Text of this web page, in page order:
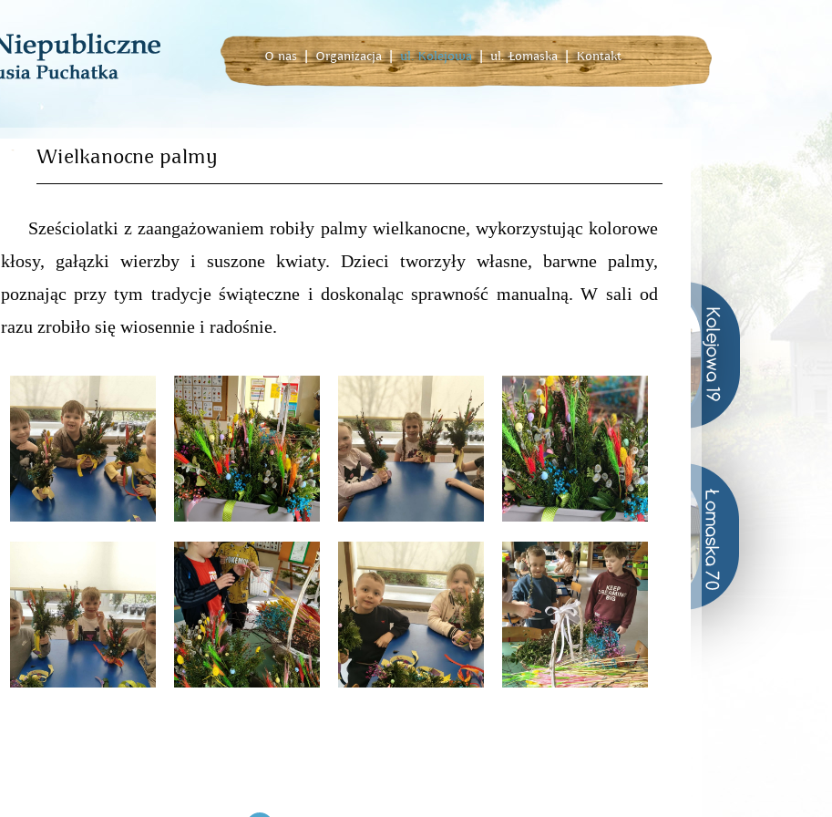
O nas | Organizacja | ul. Kolejowa | ul. Łomaska | Kontakt
Wielkanocne palmy
Sześciolatki z zaangażowaniem robiły palmy wielkanocne, wykorzystując kolorowe
kłosy, gałązki wierzby i suszone kwiaty. Dzieci tworzyły własne, barwne palmy,
poznając przy tym tradycje świąteczne i doskonaląc sprawność manualną. W sali od
razu zrobiło się wiosennie i radośnie.